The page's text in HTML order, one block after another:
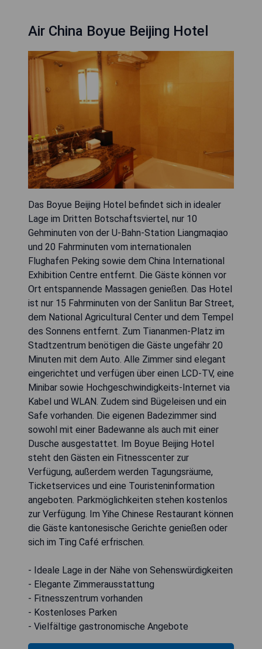
Air China Boyue Beijing Hotel
Das Boyue Beijing Hotel befindet sich in idealer
Lage im Dritten Botschaftsviertel, nur 10
Gehminuten von der U-Bahn-Station Liangmaqiao
und 20 Fahrminuten vom internationalen
Flughafen Peking sowie dem China International
Exhibition Centre entfernt. Die Gäste können vor
Ort entspannende Massagen genießen. Das Hotel
ist nur 15 Fahrminuten von der Sanlitun Bar Street,
dem National Agricultural Center und dem Tempel
des Sonnens entfernt. Zum Tiananmen-Platz im
Stadtzentrum benötigen die Gäste ungefähr 20
Minuten mit dem Auto. Alle Zimmer sind elegant
eingerichtet und verfügen über einen LCD-TV, eine
Minibar sowie Hochgeschwindigkeits-Internet via
Kabel und WLAN. Zudem sind Bügeleisen und ein
Safe vorhanden. Die eigenen Badezimmer sind
sowohl mit einer Badewanne als auch mit einer
Dusche ausgestattet. Im Boyue Beijing Hotel
steht den Gästen ein Fitnesscenter zur
Verfügung, außerdem werden Tagungsräume,
Ticketservices und eine Touristeninformation
angeboten. Parkmöglichkeiten stehen kostenlos
zur Verfügung. Im Yihe Chinese Restaurant können
die Gäste kantonesische Gerichte genießen oder
sich im Ting Café erfrischen.
- Ideale Lage in der Nähe von Sehenswürdigkeiten
- Elegante Zimmerausstattung
- Fitnesszentrum vorhanden
- Kostenloses Parken
- Vielfältige gastronomische Angebote